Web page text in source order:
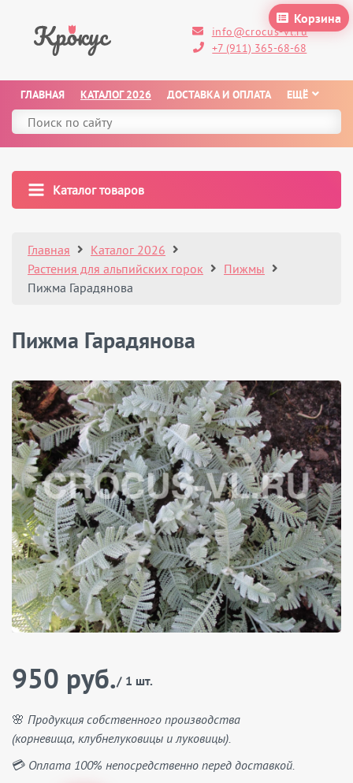
Корзина
info@crocus-vl.ru
+7 (911) 365-68-68
ГЛАВНАЯ КАТАЛОГ 2026 ДОСТАВКА И ОПЛАТА ЕЩЁ
Каталог товаров
Главная
Каталог 2026
Растения для альпийских горок
Пижмы
Пижма Гарадянова
Пижма Гарадянова
950 руб./ 1 шт.
🌸 Продукция собственного производства
(корневища, клубнелуковицы и луковицы).
💳 Оплата 100% непосредственно перед доставкой.